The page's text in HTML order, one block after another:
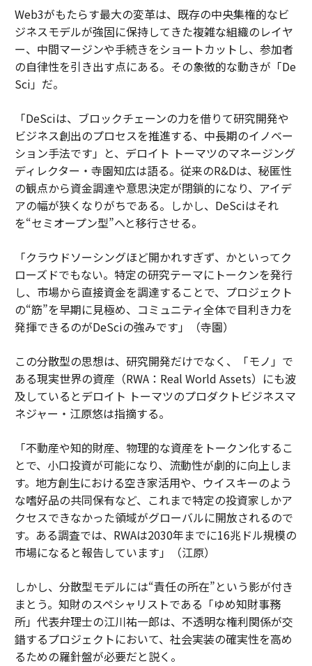
Web3がもたらす最大の変革は、既存の中央集権的なビ
ジネスモデルが強固に保持してきた複雑な組織のレイヤ
ー、中間マージンや手続きをショートカットし、参加者
の自律性を引き出す点にある。その象徴的な動きが「De
Sci」だ。
「DeSciは、ブロックチェーンの力を借りて研究開発や
ビジネス創出のプロセスを推進する、中長期のイノベー
ション手法です」と、デロイト トーマツのマネージング
ディレクター・寺園知広は語る。従来のR&Dは、秘匿性
の観点から資金調達や意思決定が閉鎖的になり、アイデ
アの幅が狭くなりがちである。しかし、DeSciはそれ
を“セミオープン型”へと移行させる。
「クラウドソーシングほど開かれすぎず、かといってク
ローズドでもない。特定の研究テーマにトークンを発行
し、市場から直接資金を調達することで、プロジェクト
の“筋”を早期に見極め、コミュニティ全体で目利き力を
発揮できるのがDeSciの強みです」（寺園）
この分散型の思想は、研究開発だけでなく、「モノ」で
ある現実世界の資産（RWA：Real World Assets）にも波
及しているとデロイト トーマツのプロダクトビジネスマ
ネジャー・江原悠は指摘する。
「不動産や知的財産、物理的な資産をトークン化するこ
とで、小口投資が可能になり、流動性が劇的に向上しま
す。地方創生における空き家活用や、ウイスキーのよう
な嗜好品の共同保有など、これまで特定の投資家しかア
クセスできなかった領域がグローバルに開放されるので
す。ある調査では、RWAは2030年までに16兆ドル規模の
市場になると報告しています」（江原）
しかし、分散型モデルには“責任の所在”という影が付き
まとう。知財のスペシャリストである「ゆめ知財事務
所」代表弁理士の江川祐一郎は、不透明な権利関係が交
錯するプロジェクトにおいて、社会実装の確実性を高め
るための羅針盤が必要だと説く。